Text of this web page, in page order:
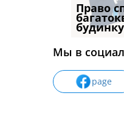
Право
Мы в
page